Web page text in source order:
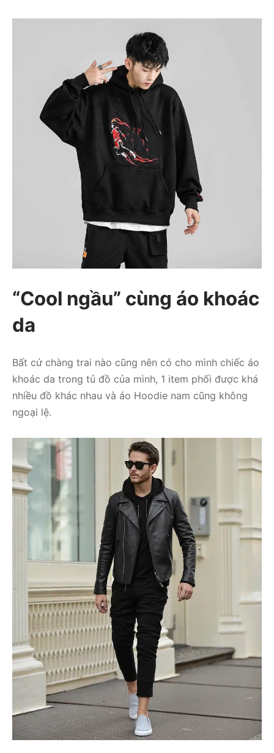
“Cool ngầu” cùng áo khoác
da
Bất cứ chàng trai nào cũng nên có cho mình chiếc áo
khoác da trong tủ đồ của mình, 1 item phối được khá
nhiều đồ khác nhau và áo Hoodie nam cũng không
ngoại lệ.